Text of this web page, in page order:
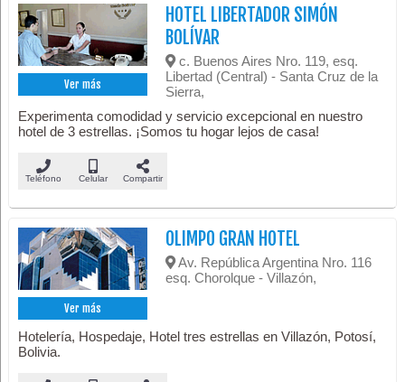
Ver más
HOTEL LIBERTADOR SIMÓN
BOLÍVAR
c. Buenos Aires Nro. 119, esq.
Libertad (Central) - Santa Cruz de la
Sierra,
Experimenta comodidad y servicio excepcional en nuestro
hotel de 3 estrellas. ¡Somos tu hogar lejos de casa!
Teléfono Celular Compartir
Ver más
OLIMPO GRAN HOTEL
Av. República Argentina Nro. 116
esq. Chorolque - Villazón,
Hotelería, Hospedaje, Hotel tres estrellas en Villazón, Potosí,
Bolivia.